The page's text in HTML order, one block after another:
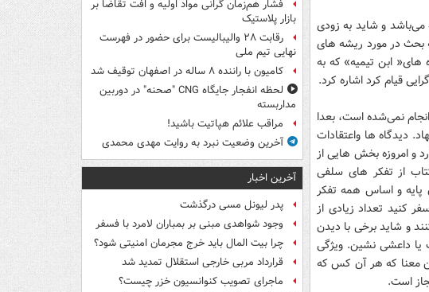
می‌باشد و شاید به زودی
بحث در مورد ریشه های
های« ابن تیمیه» که به
قیام کرد اشاره کرد.
نمی‌شده است، بعدا
دیدگاه ها واعتقادات
و امروزه بخش هایی از
از تفکر های سلفی
پایه و اساس همه تفکر
کنید تعداد زیادی از
و شاید برخی با دیدن
داعشی نشین. ویژگی
معنا که هر آن کس که
است.
فشار هم‌زمان گرانی مواد اولیه و افت تقاضا بر
بازار پلاستیک
رقابت ۲۸ والیبالیست برای حضور در فهرست
نهایی تیم ملی
کامیون با راننده ۸ ساله در اصفهان توقیف شد
لحظه انفجار جایگاه CNG "صحنه" در دوربین
مداربسته
مراقب علائم هپاتیت باشید!
آخرین وضعیت نبرد به روایت مهدی محمدی
آخرین اخبار
پدر لیونل مسی درگذشت
وجود شواهدی مبنی بر بمباران لامرد با فسفر
چرا بیت المال باید خرج مجرمان امنیتی شود؟
قرارداد مربی خارجی استقلال تمدید شد
ماجرای تصویب کنوانسیون خزر چیست؟